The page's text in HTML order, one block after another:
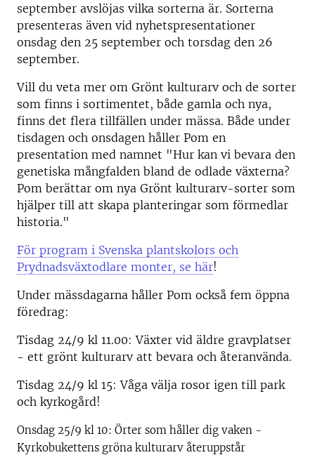
september avslöjas vilka sorterna är. Sorterna
presenteras även vid nyhetspresentationer
onsdag den 25 september och torsdag den 26
september.
Vill du veta mer om Grönt kulturarv och de sorter
som finns i sortimentet, både gamla och nya,
finns det flera tillfällen under mässa. Både under
tisdagen och onsdagen håller Pom en
presentation med namnet "Hur kan vi bevara den
genetiska mångfalden bland de odlade växterna?
Pom berättar om nya Grönt kulturarv-sorter som
hjälper till att skapa planteringar som förmedlar
historia."
För program i Svenska plantskolors och
Prydnadsväxtodlare monter, se här!
Under mässdagarna håller Pom också fem öppna
föredrag:
Tisdag 24/9 kl 11.00: Växter vid äldre gravplatser
- ett grönt kulturarv att bevara och återanvända.
Tisdag 24/9 kl 15: Våga välja rosor igen till park
och kyrkogård!
Onsdag 25/9 kl 10: Örter som håller dig vaken -
Kyrkobukettens gröna kulturarv återuppstår